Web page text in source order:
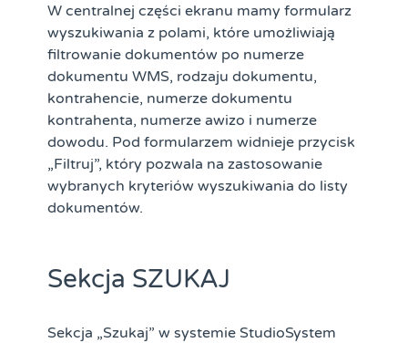
W centralnej części ekranu mamy formularz
wyszukiwania z polami, które umożliwiają
filtrowanie dokumentów po numerze
dokumentu WMS, rodzaju dokumentu,
kontrahencie, numerze dokumentu
kontrahenta, numerze awizo i numerze
dowodu. Pod formularzem widnieje przycisk
„Filtruj”, który pozwala na zastosowanie
wybranych kryteriów wyszukiwania do listy
dokumentów.
Sekcja SZUKAJ
Sekcja „Szukaj” w systemie StudioSystem